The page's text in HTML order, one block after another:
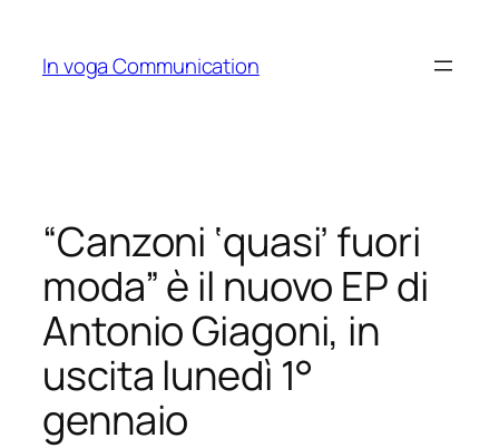
content
In voga Communication
“Canzoni ‘quasi’ fuori
moda” è il nuovo EP di
Antonio Giagoni, in
uscita lunedì 1°
gennaio